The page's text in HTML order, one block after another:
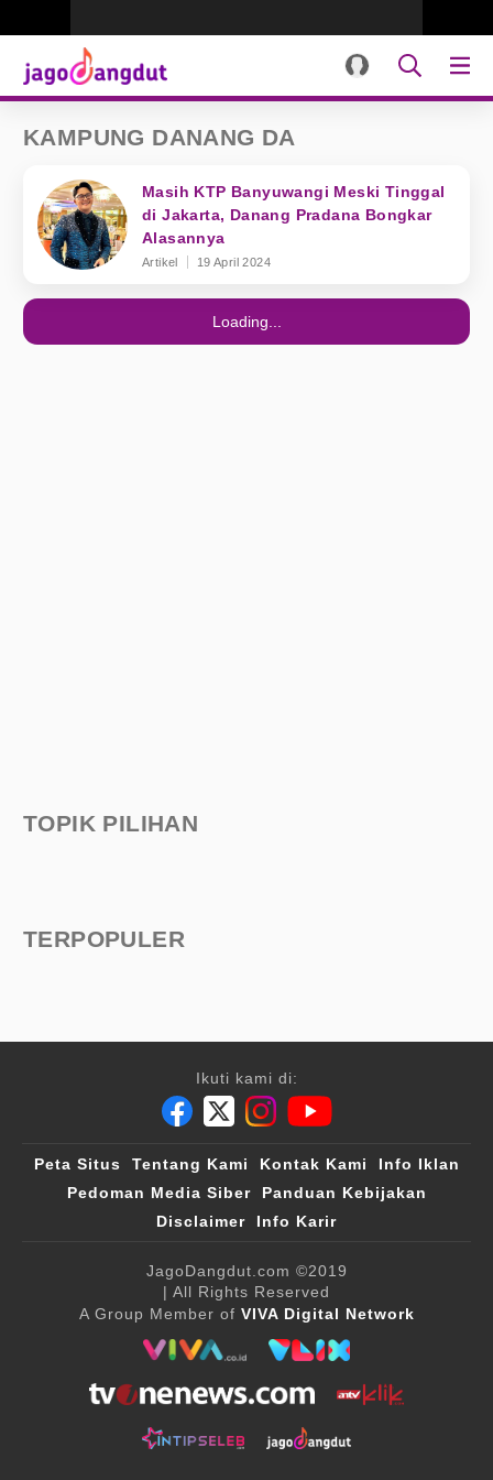
KAMPUNG DANANG DA
Masih KTP Banyuwangi Meski Tinggal
di Jakarta, Danang Pradana Bongkar
Alasannya
Artikel 19 April 2024
Loading...
TOPIK PILIHAN
TERPOPULER
Ikuti kami di:
Peta Situs Tentang Kami Kontak Kami
Info Iklan
Pedoman Media Siber
Panduan Kebijakan
Disclaimer
Info Karir
JagoDangdut.com ©2019
| All Rights Reserved
A Group Member of VIVA Digital Network